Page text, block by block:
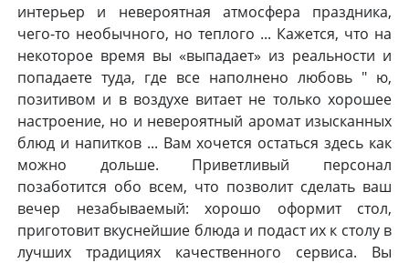
интерьер и невероятная атмосфера праздника,
чего-то необычного, но теплого ... Кажется, что на
некоторое время вы «выпадает» из реальности и
попадаете туда, где все наполнено любовь " ю,
позитивом и в воздухе витает не только хорошее
настроение, но и невероятный аромат изысканных
блюд и напитков ... Вам хочется остаться здесь как
можно дольше. Приветливый персонал
позаботится обо всем, что позволит сделать ваш
вечер незабываемый: хорошо оформит стол,
приготовит вкуснейшие блюда и подаст их к столу в
лучших традициях качественного сервиса. Вы